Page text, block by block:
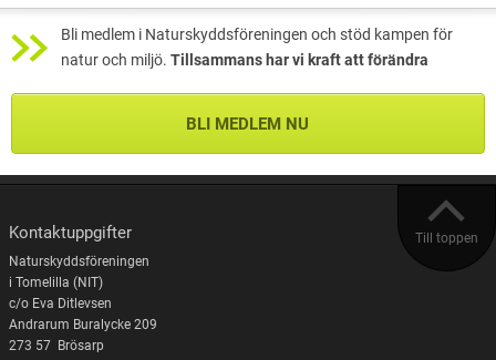
Bli medlem i Naturskyddsföreningen och stöd kampen för
natur och miljö. Tillsammans har vi kraft att förändra
BLI MEDLEM NU
Till toppen
Kontaktuppgifter
Naturskyddsföreningen
i Tomelilla (NIT)
c/o Eva Ditlevsen
Andrarum Buralycke 209
273 57 Brösarp